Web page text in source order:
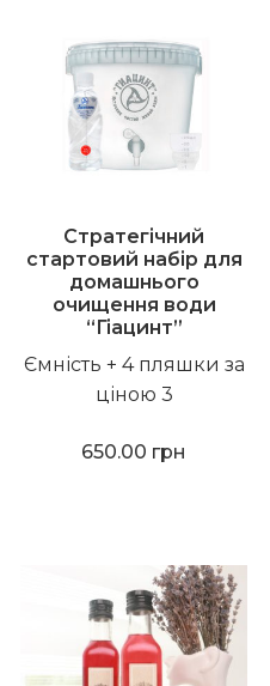
Стратегічний
стартовий набір для
домашнього
очищення води
“Гіацинт”
Ємність + 4 пляшки за
ціною 3
650.00 грн